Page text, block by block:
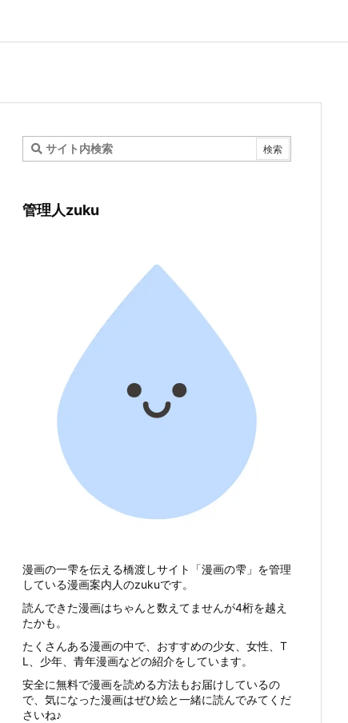
管理人zuku
漫画の一雫を伝える橋渡しサイト「漫画の雫」を管理
している漫画案内人のzukuです。
読んできた漫画はちゃんと数えてませんが4桁を越え
たかも。
たくさんある漫画の中で、おすすめの少女、女性、T
L、少年、青年漫画などの紹介をしています。
安全に無料で漫画を読める方法もお届けしているの
で、気になった漫画はぜひ絵と一緒に読んでみてくだ
さいね♪